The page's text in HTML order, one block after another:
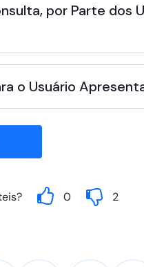
por Parte dos
o Usuário
0 2